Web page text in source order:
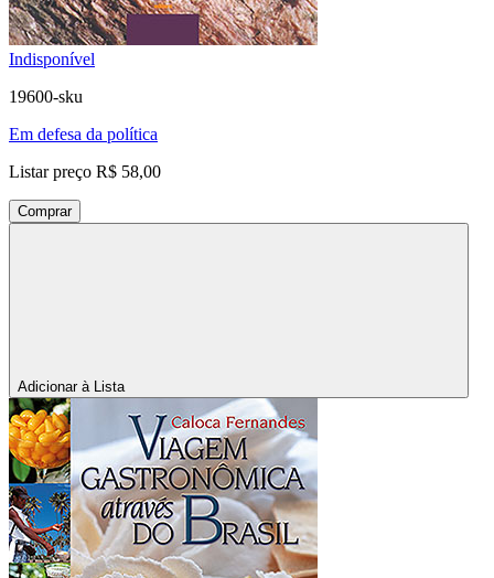
Indisponível
19600-sku
Em defesa da política
Listar preço R$ 58,00
Comprar
Adicionar à Lista